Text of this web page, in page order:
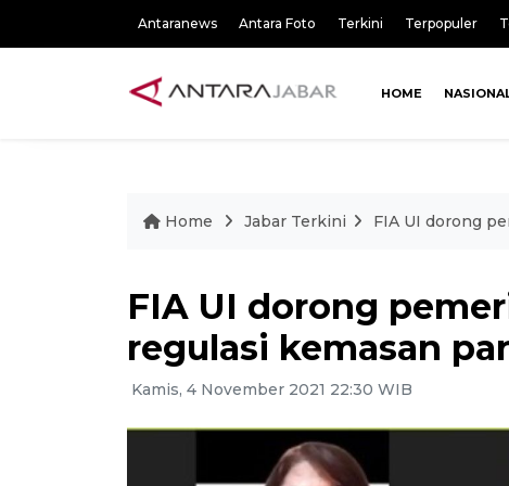
Antaranews Antara Foto Terkini Terpopuler
HOME
Home Jabar Terkini FIA UI dorong
FIA UI dorong
regulasi kemasan
Kamis, 4 November 2021 22:30 WIB